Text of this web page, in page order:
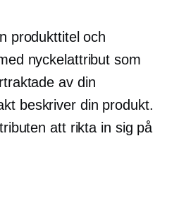
produkttitel och
nyckelattribut som
av din
beskriver din produkt.
att rikta in sig på